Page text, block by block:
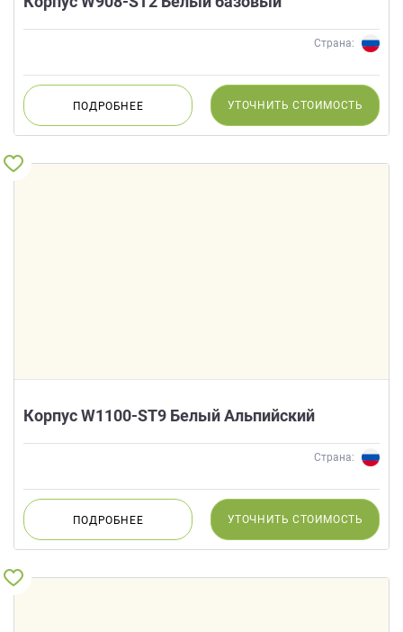
Страна:
ПОДРОБНЕЕ УТОЧНИТЬ СТОИМОСТЬ
Корпус W1100-ST9 Белый Альпийский
Страна:
ПОДРОБНЕЕ УТОЧНИТЬ СТОИМОСТЬ